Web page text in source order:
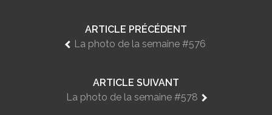
ARTICLE PRÉCÉDENT
La photo de la semaine #576
ARTICLE SUIVANT
La photo de la semaine #578